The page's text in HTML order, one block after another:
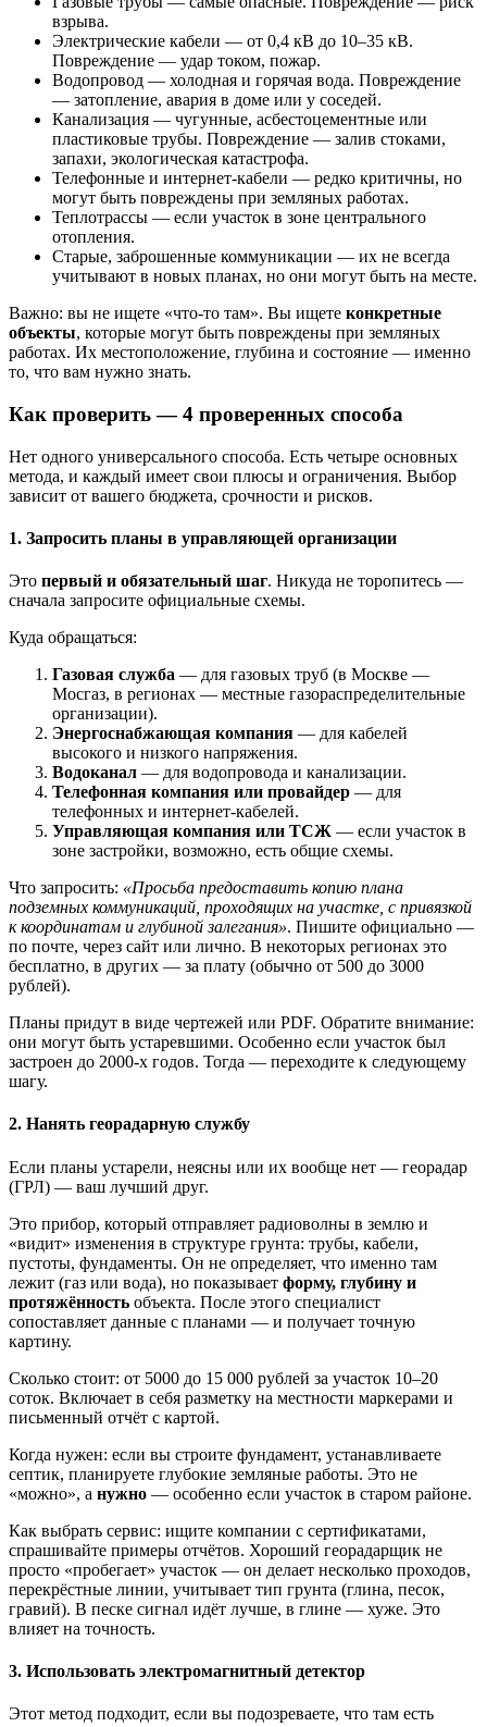
взрыва.
Электрические кабели — от 0,4 кВ до 10–35 кВ.
Повреждение — удар током, пожар.
Водопровод — холодная и горячая вода. Повреждение
— затопление, авария в доме или у соседей.
Канализация — чугунные, асбестоцементные или
пластиковые трубы. Повреждение — залив стоками,
запахи, экологическая катастрофа.
Телефонные и интернет-кабели — редко критичны, но
могут быть повреждены при земляных работах.
Теплотрассы — если участок в зоне центрального
отопления.
Старые, заброшенные коммуникации — их не всегда
учитывают в новых планах, но они могут быть на месте.
Важно: вы не ищете «что-то там». Вы ищете конкретные
объекты, которые могут быть повреждены при земляных
работах. Их местоположение, глубина и состояние — именно
то, что вам нужно знать.
Как проверить — 4 проверенных способа
Нет одного универсального способа. Есть четыре основных
метода, и каждый имеет свои плюсы и ограничения. Выбор
зависит от вашего бюджета, срочности и рисков.
1. Запросить планы в управляющей организации
Это первый и обязательный шаг. Никуда не торопитесь —
сначала запросите официальные схемы.
Куда обращаться:
Газовая служба — для газовых труб (в Москве —
Мосгаз, в регионах — местные газораспределительные
организации).
Энергоснабжающая компания — для кабелей
высокого и низкого напряжения.
Водоканал — для водопровода и канализации.
Телефонная компания или провайдер — для
телефонных и интернет-кабелей.
Управляющая компания или ТСЖ — если участок в
зоне застройки, возможно, есть общие схемы.
Что запросить: «Просьба предоставить копию плана
подземных коммуникаций, проходящих на участке, с привязкой
к координатам и глубиной залегания». Пишите официально —
по почте, через сайт или лично. В некоторых регионах это
бесплатно, в других — за плату (обычно от 500 до 3000
рублей).
Планы придут в виде чертежей или PDF. Обратите внимание:
они могут быть устаревшими. Особенно если участок был
застроен до 2000-х годов. Тогда — переходите к следующему
шагу.
2. Нанять георадарную службу
Если планы устарели, неясны или их вообще нет — георадар
(ГРЛ) — ваш лучший друг.
Это прибор, который отправляет радиоволны в землю и
«видит» изменения в структуре грунта: трубы, кабели,
пустоты, фундаменты. Он не определяет, что именно там
лежит (газ или вода), но показывает форму, глубину и
протяжённость объекта. После этого специалист
сопоставляет данные с планами — и получает точную
картину.
Сколько стоит: от 5000 до 15 000 рублей за участок 10–20
соток. Включает в себя разметку на местности маркерами и
письменный отчёт с картой.
Когда нужен: если вы строите фундамент, устанавливаете
септик, планируете глубокие земляные работы. Это не
«можно», а нужно — особенно если участок в старом районе.
Как выбрать сервис: ищите компании с сертификатами,
спрашивайте примеры отчётов. Хороший георадарщик не
просто «пробегает» участок — он делает несколько проходов,
перекрёстные линии, учитывает тип грунта (глина, песок,
гравий). В песке сигнал идёт лучше, в глине — хуже. Это
влияет на точность.
3. Использовать электромагнитный детектор
Этот метод подходит, если вы подозреваете, что там есть